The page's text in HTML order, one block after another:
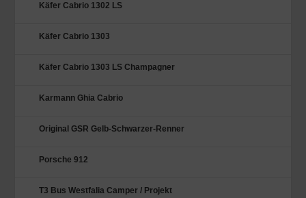
Käfer Cabrio 1302 LS
Käfer Cabrio 1303
Käfer Cabrio 1303 LS Champagner
Karmann Ghia Cabrio
Original GSR Gelb-Schwarzer-Renner
Porsche 912
T3 Bus Westfalia Camper / Projekt